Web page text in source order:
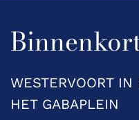
WESTERVOORT
HET GABAPLEIN